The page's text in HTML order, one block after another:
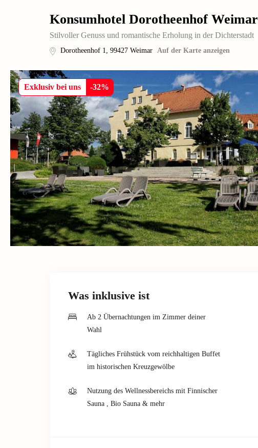
Konsumhotel Dorotheenhof Weimar
Stilvoller Genuss und romantische Erholung in der Dichterstadt
Dorotheenhof 1, 99427 Weimar Auf der Karte anzeigen
Exklusiv bei uns -32%
Was inklusive ist
Ab 2 Übernachtungen im Zimmer deiner
Wahl
Tägliches Frühstück vom reichhaltigen Buffet
im historischen Kreuzgewölbe
Nutzung des Wellnessbereichs mit Finnischer
Sauna , Bio Sauna & mehr